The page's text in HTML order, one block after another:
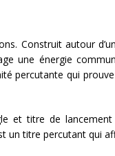
Construit autour
une énergie
percutante qui
et titre de
un titre percutant qui